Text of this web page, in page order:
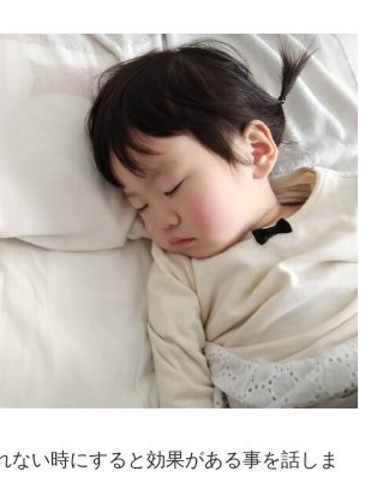
ない時にすると効果がある事を話しま